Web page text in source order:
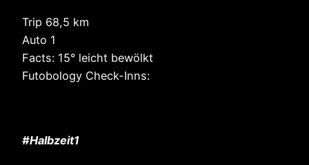
Trip 68,5 km
Auto 1
Facts: 15° leicht bewölkt
Futobology Check-Inns:
#Halbzeit1